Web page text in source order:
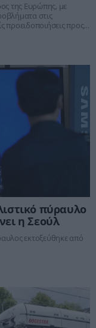
της Ευρώπης, με
στις
προειδοποιήσεις προς
πύραυλο
η Σεούλ
εκτοξεύθηκε από